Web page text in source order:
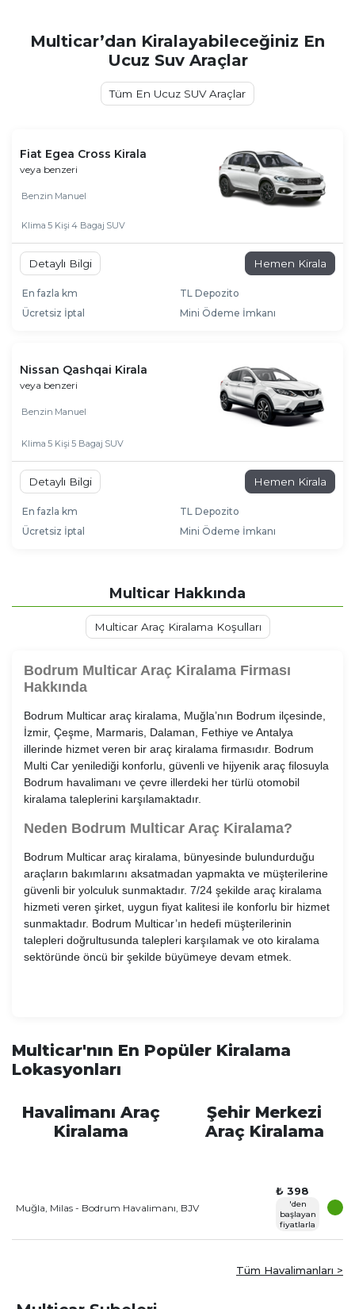
Multicar’dan Kiralayabileceğiniz En
Ucuz Suv Araçlar
Tüm En Ucuz SUV Araçlar
Fiat Egea Cross Kirala
veya benzeri
Benzin Manuel
Klima 5 Kişi 4 Bagaj SUV
Detaylı Bilgi Hemen Kirala
En fazla km
TL Depozito
Ücretsiz İptal
Mini Ödeme İmkanı
Nissan Qashqai Kirala
veya benzeri
Benzin Manuel
Klima 5 Kişi 5 Bagaj SUV
Detaylı Bilgi Hemen Kirala
En fazla km
TL Depozito
Ücretsiz İptal
Mini Ödeme İmkanı
Multicar Hakkında
Multicar Araç Kiralama Koşulları
Bodrum Multicar Araç Kiralama Firması
Hakkında
Bodrum Multicar araç kiralama, Muğla’nın Bodrum ilçesinde,
İzmir, Çeşme, Marmaris, Dalaman, Fethiye ve Antalya
illerinde hizmet veren bir araç kiralama firmasıdır. Bodrum
Multi Car yenilediği konforlu, güvenli ve hijyenik araç filosuyla
Bodrum havalimanı ve çevre illerdeki her türlü otomobil
kiralama taleplerini karşılamaktadır.
Neden Bodrum Multicar Araç Kiralama?
Bodrum Multicar araç kiralama, bünyesinde bulundurduğu
araçların bakımlarını aksatmadan yapmakta ve müşterilerine
güvenli bir yolculuk sunmaktadır. 7/24 şekilde araç kiralama
hizmeti veren şirket, uygun fiyat kalitesi ile konforlu bir hizmet
sunmaktadır. Bodrum Multicar’ın hedefi müşterilerinin
talepleri doğrultusunda talepleri karşılamak ve oto kiralama
sektöründe öncü bir şekilde büyümeye devam etmek.
Multicar'nın En Popüler Kiralama
Lokasyonları
Havalimanı Araç
Kiralama
Şehir Merkezi
Araç Kiralama
Muğla, Milas - Bodrum Havalimanı, BJV
₺ 398
'den
başlayan
fiyatlarla
Tüm Havalimanları >